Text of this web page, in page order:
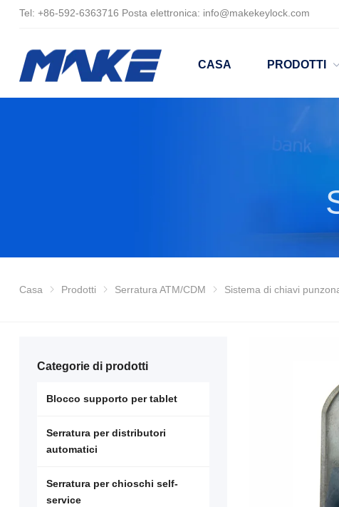
Tel: +86-592-6363716 Posta elettronica: info@makekeylock.com
CASA PRODOTTI
Casa Prodotti Serratura ATM/CDM Sistema di chiavi punzonate ad alta sicurezza
Categorie di prodotti
Blocco supporto per tablet
Serratura per distributori
automatici
Serratura per chioschi self-
service